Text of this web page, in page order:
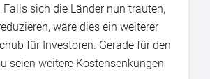
Falls sich die Länder nun trauten,
wäre dies ein weiterer
für Investoren. Gerade für den
seien weitere Kostensenkungen